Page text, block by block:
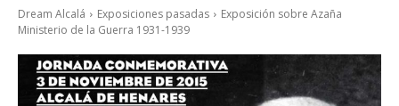
Dream Alcalá Exposiciones pasadas
Exposición sobre Azaña
Ministerio de la Guerra 1931-1939